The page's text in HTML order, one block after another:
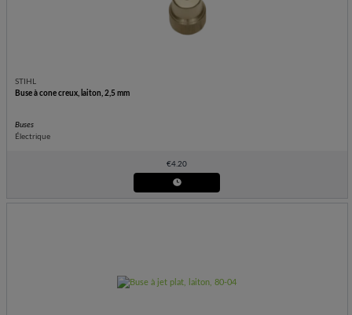
STIHL
Buse à cone creux, laiton, 2,5 mm
Buses
Électrique
€4.20